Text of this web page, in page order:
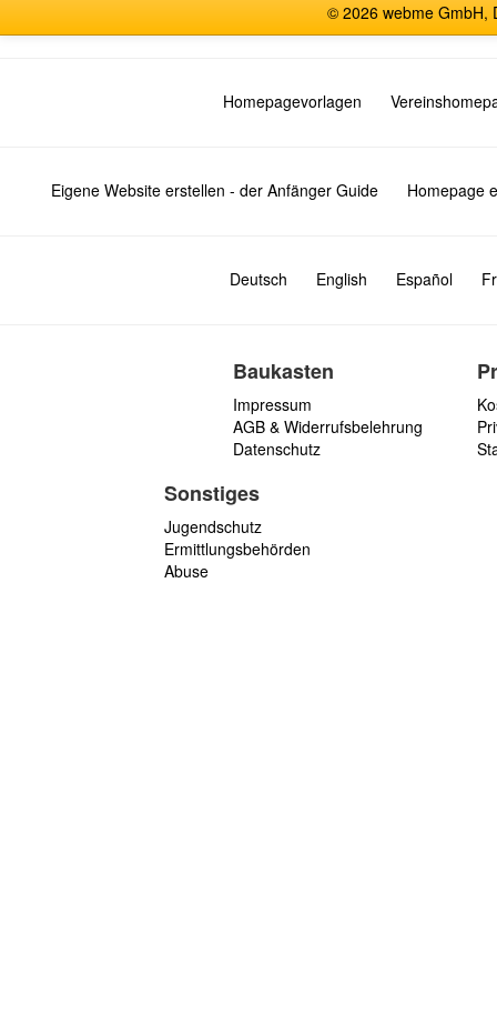
© 2026 webme GmbH,
Homepagevorlagen
Eigene Website erstellen - der Anfänger Guide Homepage
Deutsch English Español
Baukasten
Impressum
AGB & Widerrufsbelehrung
Datenschutz
Sonstiges
Jugendschutz
Ermittlungsbehörden
Abuse